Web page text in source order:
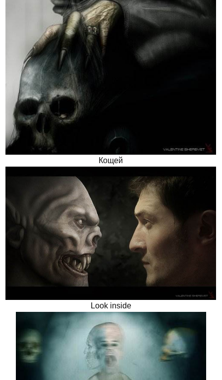
Кощей
Look inside